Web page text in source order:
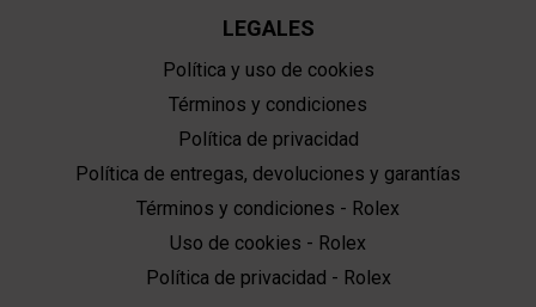
LEGALES
Política y uso de cookies
Términos y condiciones
Política de privacidad
Política de entregas, devoluciones y garantías
Términos y condiciones - Rolex
Uso de cookies - Rolex
Política de privacidad - Rolex